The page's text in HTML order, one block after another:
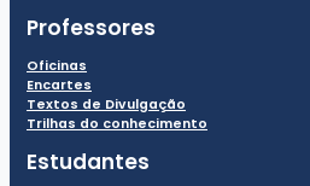
Professores
Oficinas
Encartes
Textos de Divulgação
Trilhas do conhecimento
Estudantes